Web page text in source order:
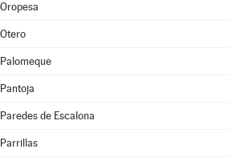
Oropesa
Otero
Palomeque
Pantoja
Paredes de Escalona
Parrillas